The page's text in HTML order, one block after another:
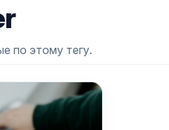
по этому тегу.